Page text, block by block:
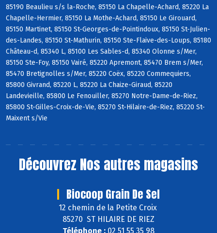
85190 Beaulieu s/s la-Roche, 85150 La Chapelle-Achard, 85220 La
Chapelle-Hermier, 85150 La Mothe-Achard, 85150 Le Girouard,
85150 Martinet, 85150 St-Georges-de-Pointindoux, 85150 St-Julien-
des-Landes, 85150 St-Mathurin, 85150 Ste-Flaive-des-Loups, 85180
Château-d, 85340 L, 85100 Les Sables-d, 85340 Olonne s/Mer,
85150 Ste-Foy, 85150 Vairé, 85220 Apremont, 85470 Brem s/Mer,
85470 Bretignolles s/Mer, 85220 Coëx, 85220 Commequiers,
85800 Givrand, 85220 L, 85220 La Chaize-Giraud, 85220
Landevieille, 85800 Le Fenouiller, 85270 Notre-Dame-de-Riez,
85800 St-Gilles-Croix-de-Vie, 85270 St-Hilaire-de-Riez, 85220 St-
Maixent s/Vie
Découvrez Nos autres magasins
Biocoop Grain De Sel
12 chemin de la Petite Croix
85270 ST HILAIRE DE RIEZ
Téléphone : 02 51 55 35 98